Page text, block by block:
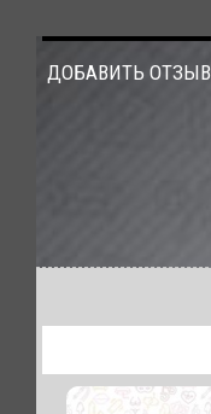
ДОБАВИТЬ ОТЗЫВ